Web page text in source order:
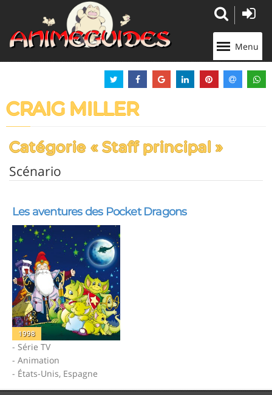
Menu
CRAIG MILLER
Catégorie « Staff principal »
Scénario
Les aventures des Pocket Dragons
1998
- Série TV
- Animation
- États-Unis, Espagne
Panneau de gestion des cookies